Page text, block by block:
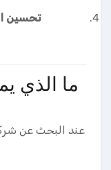
تحسين
ما الذي
عند البحث عن